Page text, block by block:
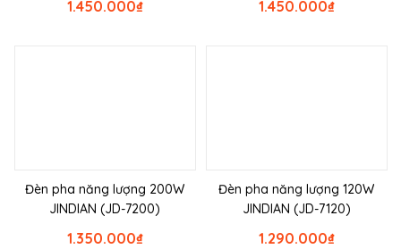
₫
1.450.000 ₫
1.450.000
Đèn pha năng lượng 200W
JINDIAN (JD-7200)
₫
1.350.000
Đèn pha năng lượng 120W
JINDIAN (JD-7120)
₫
1.290.000